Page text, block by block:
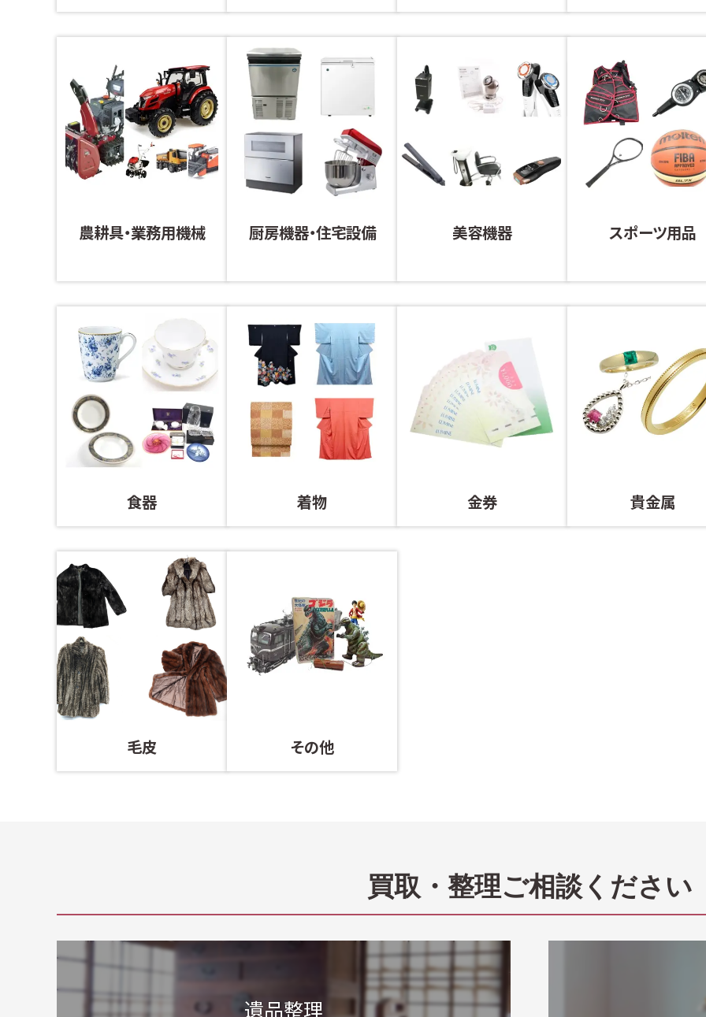
農耕具・業務用機械 厨房機器・住宅設備 美容機器 スポーツ用品
食器 着物 金券 貴金属
毛皮 その他
買取・整理ご相談ください
遺品整理